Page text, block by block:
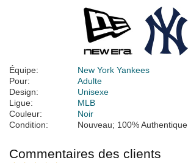
Équipe:
New York Yankees
Pour:
Adulte
Design:
Unisexe
Ligue:
MLB
Couleur:
Noir
Condition:
Nouveau; 100% Authentique
Commentaires des clients